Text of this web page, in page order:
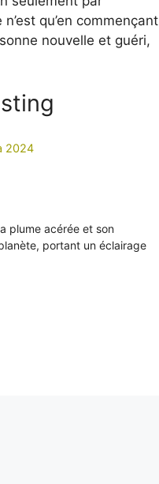
qu’en commençant
nouvelle et guéri,
2024
plume acérée et son
portant un éclairage